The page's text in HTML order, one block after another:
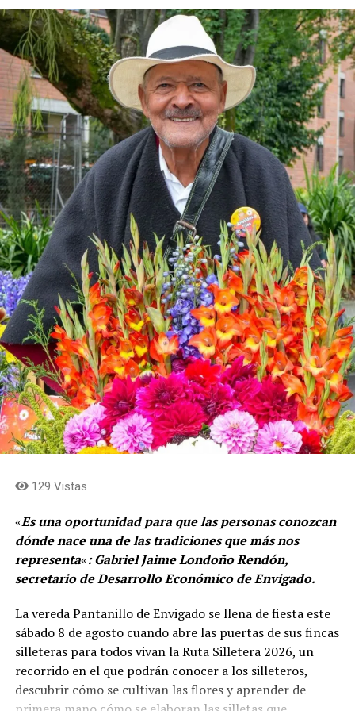
esta apuesta amplía las motivaciones de viaje de quienes
visitan la ciudad, diversifica su oferta turística y la
proyecta como un destino diverso, histórico y cultural.
La entrega oficial de las membresías se realizó en un
acto protocolario en la casa natal de la Madre Laura, en
Jericó, donde se hizo entrega del Catálogo de Rutas
Religiosas de los municipios antioqueños miembros,
junto con el certificado que los acredita como parte de
la Red Mundial de Turismo Religioso. Además de
Medellín y Jericó, recibieron esta certificación Santa Fe
de Antioquia, San Pedro de los Milagros, Santa Rosa de
Osos, Angostura, El Peñol, El Santuario, Marinilla,
oferta, el Catálogo de Rutas Religiosas de Medellín ya
está disponible en la guía oficial de la ciudad, a través
del portal medellin.travel, donde se pueden consultar
los recorridos y experiencias vinculados al patrimonio
Comparte el artículo:
129 Vistas
«Es una oportunidad para que las personas conozcan
dónde nace una de las tradiciones que más nos
representa«: Gabriel Jaime Londoño Rendón,
secretario de Desarrollo Económico de Envigado.
La vereda Pantanillo de Envigado se llena de fiesta este
sábado 8 de agosto cuando abre las puertas de sus fincas
silleteras para todos vivan la Ruta Silletera 2026, un
recorrido en el que podrán conocer a los silleteros,
descubrir cómo se cultivan las flores y aprender de